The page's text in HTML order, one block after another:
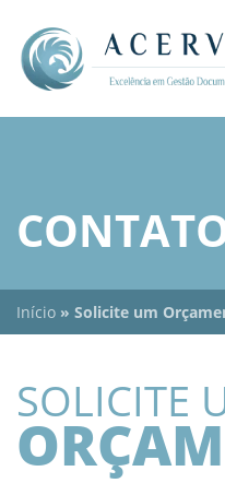
Início » Solicite um
SOLICITE